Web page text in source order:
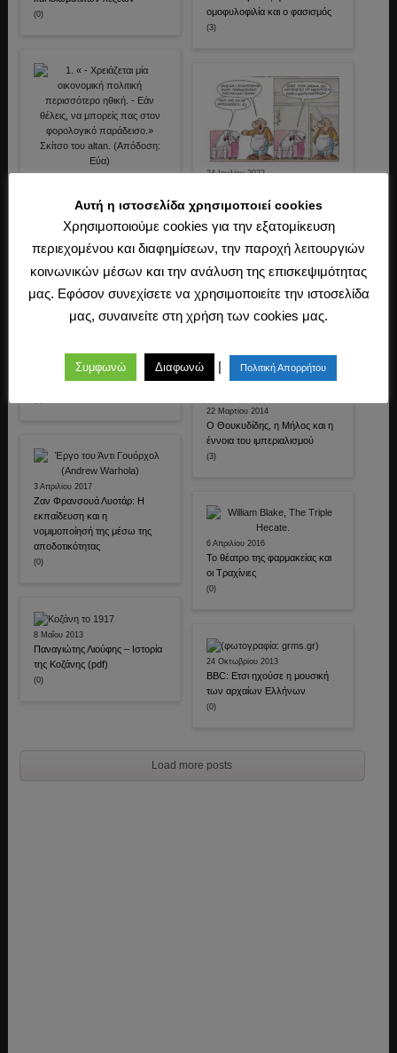
(0)
ζυγά χάνουμε (εκλογές)…
15 Ιανουαρίου 2018
Ο Μεσαίωνας στη δυτική
Ευρώπη. Φεουδαλισμός
3 Απριλίου 2017
Ζαν Φρανσουά Λυοτάρ: Η
εκπαίδευση και η
νομιμοποίησή της μέσω της
αποδοτικότητας
(0)
8 Μαΐου 2013
Παναγιώτης Λιούφης – Ιστορία
της Κοζάνης (pdf)
(0)
ομοφυλοφιλία και ο φασισμός
(3)
24 Ιουλίου 2022
(0)
22 Μαρτίου 2014
Ο Θουκυδίδης, η Μήλος και η
έννοια του ιμπεριαλισμού
(3)
6 Απριλίου 2016
Το θέατρο της φαρμακείας και
οι Τραχίνιες
(0)
24 Οκτωβρίου 2013
BBC: Ετσι ηχούσε η μουσική
των αρχαίων Ελλήνων
(0)
Load more posts
Αυτή η ιστοσελίδα χρησιμοποιεί cookies
Χρησιμοποιούμε cookies για την εξατομίκευση
περιεχομένου και διαφημίσεων, την παροχή λειτουργιών
κοινωνικών μέσων και την ανάλυση της επισκεψιμότητας
μας. Εφόσον συνεχίσετε να χρησιμοποιείτε την ιστοσελίδα
μας, συναινείτε στη χρήση των cookies μας.
Συμφωνώ Διαφωνώ | Πολιτική Απορρήτου